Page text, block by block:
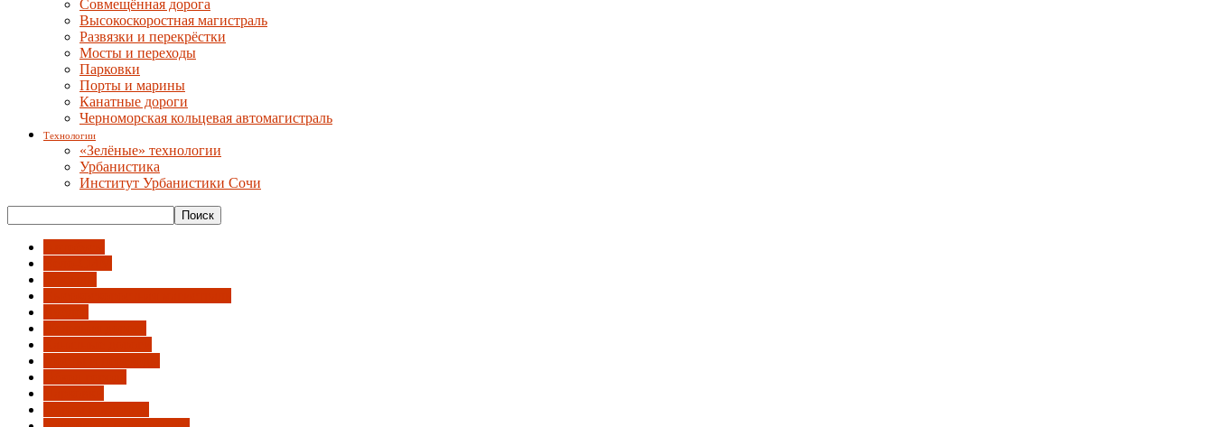
Совмещённая дорога
Высокоскоростная магистраль
Развязки и перекрёстки
Мосты и переходы
Парковки
Порты и марины
Канатные дороги
Черноморская кольцевая автомагистраль
Технологии
«Зелёные» технологии
Урбанистика
Институт Урбанистики Сочи